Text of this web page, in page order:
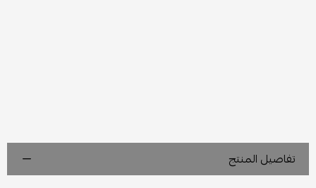
تفاصيل المنتج